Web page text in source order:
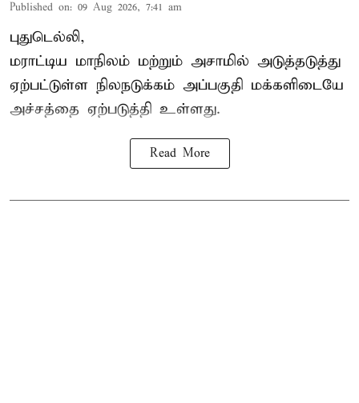
Published on: 09 Aug 2026, 7:41 am
புதுடெல்லி,
மராட்டிய மாநிலம் மற்றும் அசாமில் அடுத்தடுத்து
ஏற்பட்டுள்ள நிலநடுக்கம் அப்பகுதி மக்களிடையே
அச்சத்தை ஏற்படுத்தி உள்ளது.
Read More